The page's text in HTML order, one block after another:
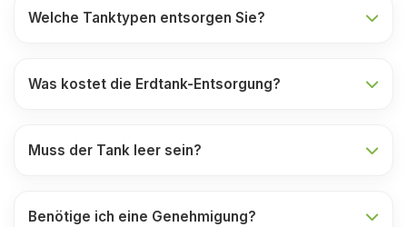
Welche Tanktypen entsorgen Sie?
Was kostet die Erdtank-Entsorgung?
Muss der Tank leer sein?
Benötige ich eine Genehmigung?